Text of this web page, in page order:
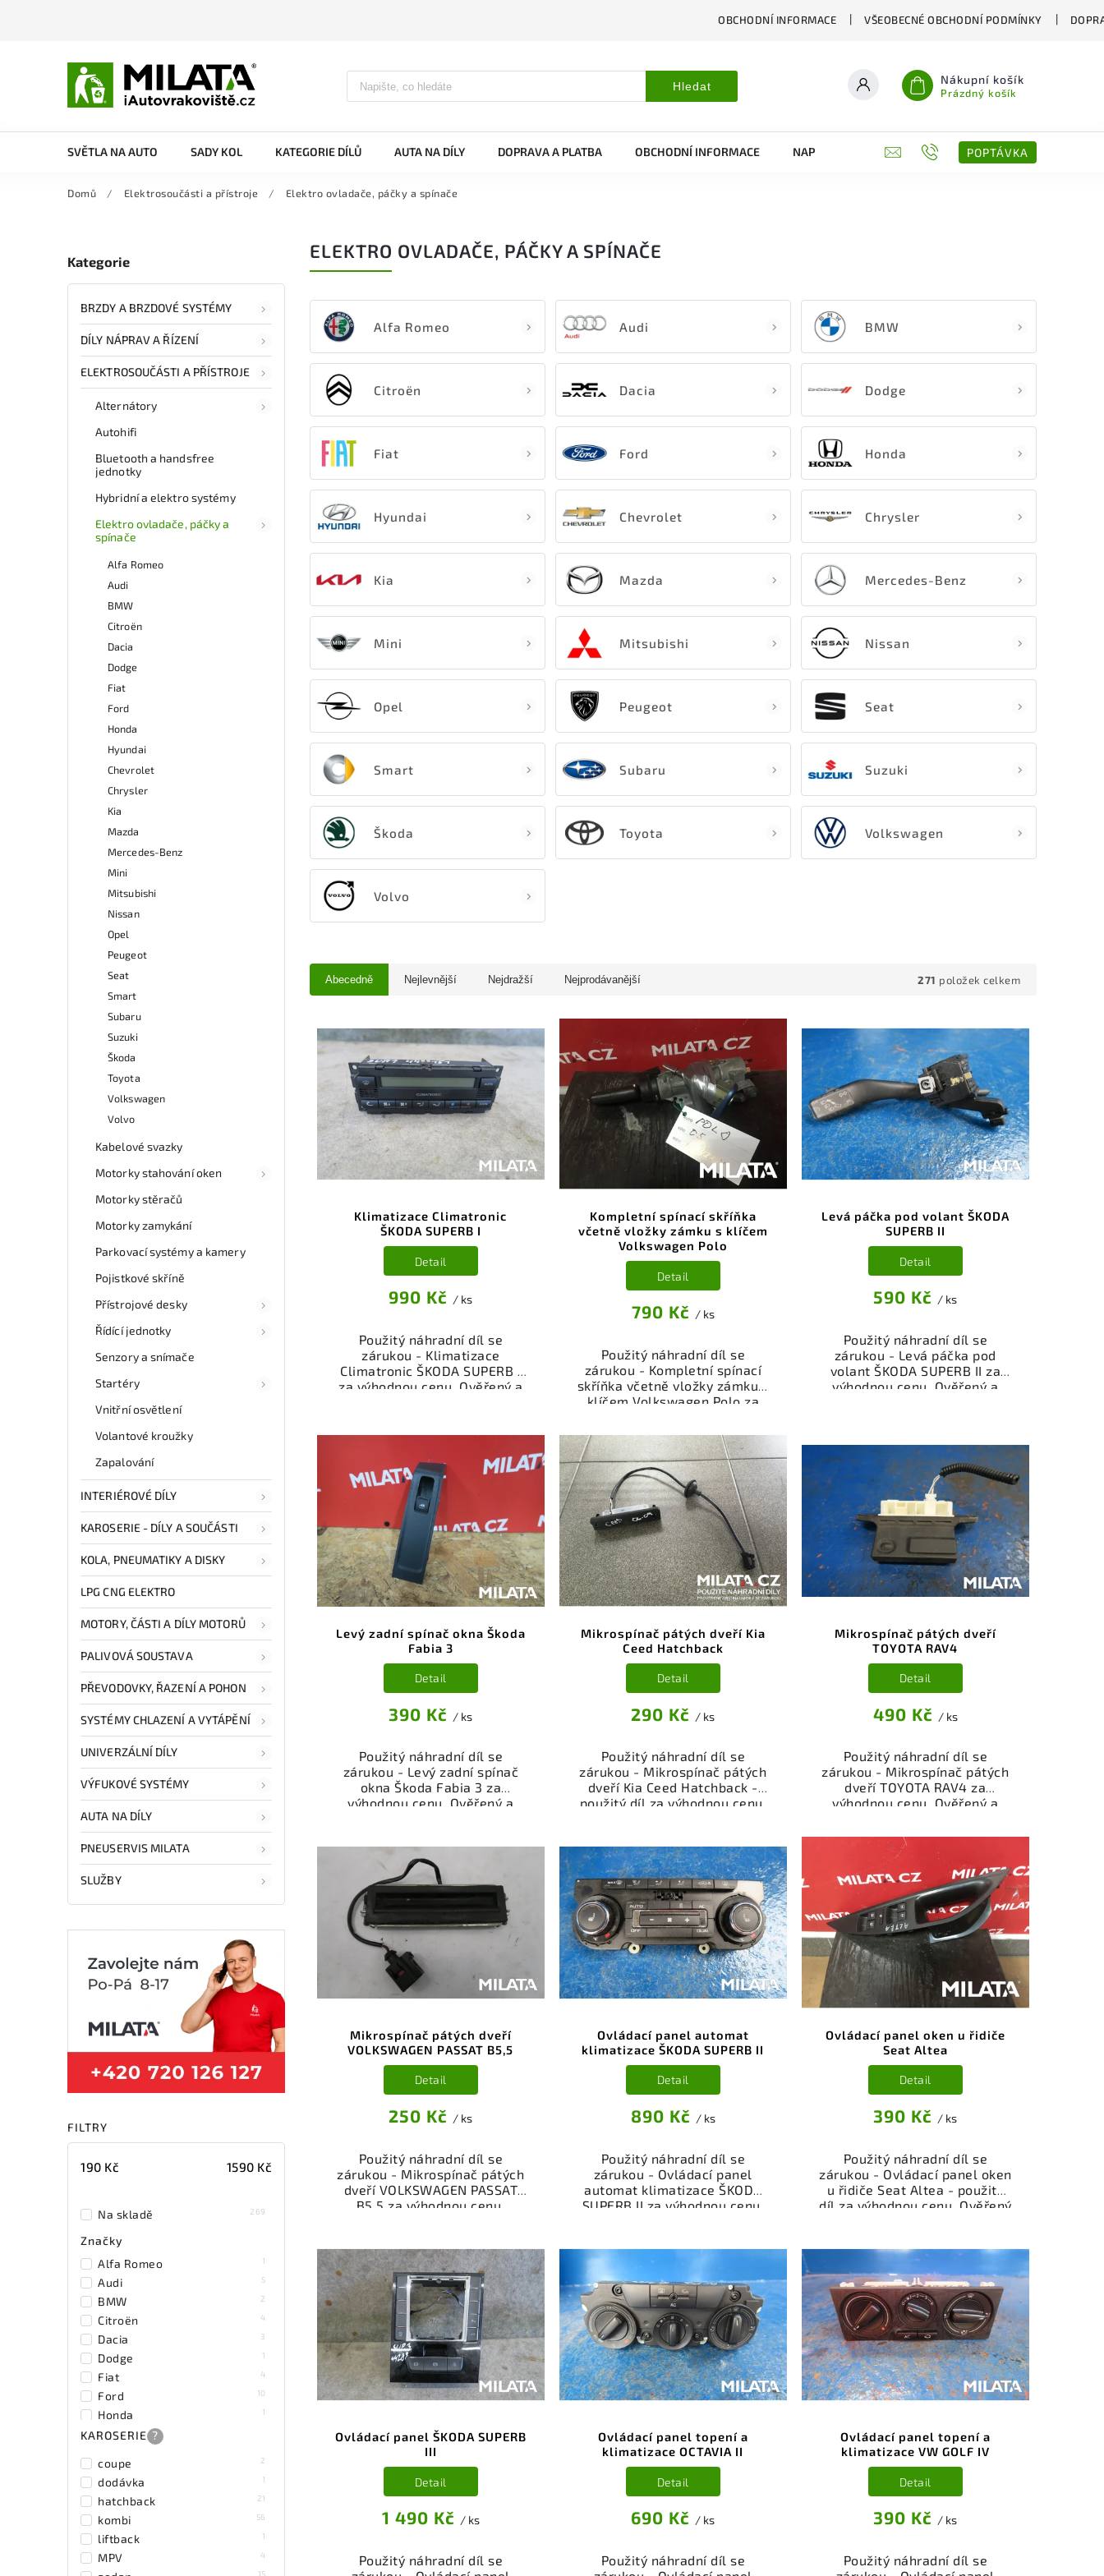
OBCHODNÍ INFORMACE VŠEOBECNÉ OBCHODNÍ PODMÍNKY
Hledat Nákupní košík
Prázdný košík
SVĚTLA NA AUTO SADY KOL KATEGORIE DÍLŮ AUTA NA DÍLY DOPRAVA A PLATBA OBCHODNÍ INFORMACE NAPIŠTE NÁM KONTAKTY POPTÁVKA
Domů / Elektrosoučásti a přístroje / Elektro ovladače, páčky a spínače
Kategorie
BRZDY A BRZDOVÉ SYSTÉMY
DÍLY NÁPRAV A ŘÍZENÍ
ELEKTROSOUČÁSTI A PŘÍSTROJE
Alternátory
Autohifi
Bluetooth a handsfree
jednotky
Hybridní a elektro systémy
Elektro ovladače, páčky a
spínače
Alfa Romeo
Audi
BMW
Citroën
Dacia
Dodge
Fiat
Ford
Honda
Hyundai
Chevrolet
Chrysler
Kia
Mazda
Mercedes-Benz
Mini
Mitsubishi
Nissan
Opel
Peugeot
Seat
Smart
Subaru
Suzuki
Škoda
Toyota
Volkswagen
Volvo
Kabelové svazky
Motorky stahování oken
Motorky stěračů
Motorky zamykání
Parkovací systémy a kamery
Pojistkové skříně
Přístrojové desky
Řídící jednotky
Senzory a snímače
Startéry
Vnitřní osvětlení
Volantové kroužky
Zapalování
INTERIÉROVÉ DÍLY
KAROSERIE - DÍLY A SOUČÁSTI
KOLA, PNEUMATIKY A DISKY
LPG CNG ELEKTRO
MOTORY, ČÁSTI A DÍLY MOTORŮ
PALIVOVÁ SOUSTAVA
PŘEVODOVKY, ŘAZENÍ A POHON
SYSTÉMY CHLAZENÍ A VYTÁPĚNÍ
UNIVERZÁLNÍ DÍLY
VÝFUKOVÉ SYSTÉMY
AUTA NA DÍLY
PNEUSERVIS MILATA
SLUŽBY
FILTRY
190 Kč 1590 Kč
Na skladě 269
Značky
Alfa Romeo
1
Audi 5
BMW 2
Citroën 4
Dacia 3
Dodge 1
Fiat 4
Ford 10
Honda 1
Hyundai
Chrysler
Kia
Mazda
Mercedes - Benz
Mini
Mitsubishi
KAROSERIE ?
coupe
2
dodávka 1
hatchback 21
kombi 56
liftback 1
MPV 4
15
ELEKTRO OVLADAČE, PÁČKY A SPÍNAČE
Alfa Romeo Audi BMW
Citroën Dacia Dodge
Fiat Ford Honda
Hyundai Chevrolet Chrysler
Kia Mazda Mercedes-Benz
Mini Mitsubishi Nissan
Opel Peugeot Seat
Smart Subaru Suzuki
Škoda Toyota Volkswagen
Volvo
Abecedně Nejlevnější Nejdražší Nejprodávanější 271 položek celkem
Klimatizace Climatronic
ŠKODA SUPERB I
990 Kč / ks
Detail
Použitý náhradní díl se
zárukou - Klimatizace
Climatronic ŠKODA SUPERB I
za výhodnou cenu. Ověřený a
příslušenství pro váš vůz.
vrakoviště, připravený k
montáži. Nabízíme osobní
odběr nebo rychlé doručení
přes e-shop. Samozřejmostí je
garance vrácení peněz v
případě nespokojenosti.
Kompletní spínací skříňka
včetně vložky zámku s klíčem
Volkswagen Polo
790 Kč / ks
Detail
Použitý náhradní díl se
zárukou - Kompletní spínací
skříňka včetně vložky zámku s
klíčem Volkswagen Polo za
odzkoušený autodíl kategorie
Elektrosoučásti, přístroje a
příslušenství pro váš vůz.
Ověřený a funkční autodíl z
vrakoviště, připravený k
montáži. Nabízíme osobní
odběr nebo rychlé doručení
přes e-shop. Samozřejmostí je
garance vrácení peněz v
případě nespokojenosti.
Levá páčka pod volant ŠKODA
SUPERB II
590 Kč / ks
Detail
Použitý náhradní díl se
zárukou - Levá páčka pod
volant ŠKODA SUPERB II za
výhodnou cenu. Ověřený a
Ověřený a funkční autodíl z
vrakoviště, připravený k
montáži. Nabízíme osobní
odběr nebo rychlé doručení
přes e-shop. Samozřejmostí je
garance vrácení peněz v
případě nespokojenosti.
Levý zadní spínač okna Škoda
Fabia 3
390 Kč / ks
Detail
Použitý náhradní díl se
zárukou - Levý zadní spínač
okna Škoda Fabia 3 za
výhodnou cenu. Ověřený a
příslušenství pro váš vůz.
Ověřený a funkční autodíl z
vrakoviště, připravený k
montáži. Nabízíme osobní
odběr nebo rychlé doručení
přes e-shop. Samozřejmostí je
garance vrácení peněz v
případě nespokojenosti.
Mikrospínač pátých dveří Kia
Ceed Hatchback
290 Kč / ks
Detail
Použitý náhradní díl se
zárukou - Mikrospínač pátých
dveří Kia Ceed Hatchback -
použitý díl za výhodnou cenu.
přístroje a příslušenství pro
váš vůz. Ověřený a funkční
autodíl z vrakoviště,
připravený k montáži.
Nabízíme osobní odběr nebo
rychlé doručení přes e-shop.
Samozřejmostí je garance
vrácení peněz v případě
nespokojenosti.
Mikrospínač pátých dveří
TOYOTA RAV4
490 Kč / ks
Detail
Použitý náhradní díl se
zárukou - Mikrospínač pátých
dveří TOYOTA RAV4 za
výhodnou cenu. Ověřený a
Elektrosoučásti, přístroje a
příslušenství pro váš vůz.
Ověřený a funkční autodíl z
vrakoviště, připravený k
montáži. Nabízíme osobní
odběr nebo rychlé doručení
přes e-shop. Samozřejmostí je
garance vrácení peněz v
případě nespokojenosti.
Mikrospínač pátých dveří
VOLKSWAGEN PASSAT B5,5
250 Kč / ks
Detail
Použitý náhradní díl se
zárukou - Mikrospínač pátých
dveří VOLKSWAGEN PASSAT
B5,5 za výhodnou cenu.
součásti pro váš vůz. Ověřený
a funkční autodíl z vrakoviště,
připravený k montáži.
Nabízíme osobní odběr nebo
rychlé doručení přes e-shop.
Samozřejmostí je garance
vrácení peněz v případě
nespokojenosti.
Ovládací panel automat
klimatizace ŠKODA SUPERB II
890 Kč / ks
Detail
Použitý náhradní díl se
zárukou - Ovládací panel
automat klimatizace ŠKODA
SUPERB II za výhodnou cenu.
přístroje a příslušenství pro
váš vůz. Ověřený a funkční
autodíl z vrakoviště,
připravený k montáži.
Nabízíme osobní odběr nebo
rychlé doručení přes e-shop.
Samozřejmostí je garance
vrácení peněz v případě
nespokojenosti.
Ovládací panel oken u řidiče
Seat Altea
390 Kč / ks
Detail
Použitý náhradní díl se
zárukou - Ovládací panel oken
u řidiče Seat Altea - použitý
díl za výhodnou cenu. Ověřený
přístroje a příslušenství pro
autodíl z vrakoviště,
připravený k montáži.
Nabízíme osobní odběr nebo
rychlé doručení přes e-shop.
Samozřejmostí je garance
vrácení peněz v případě
nespokojenosti.
Ovládací panel ŠKODA SUPERB
III
1 490 Kč / ks
Detail
Použitý náhradní díl se
Ovládací panel topení a
klimatizace OCTAVIA II
690 Kč / ks
Detail
Použitý náhradní díl se
Ovládací panel topení a
klimatizace VW GOLF IV
390 Kč / ks
Detail
Použitý náhradní díl se